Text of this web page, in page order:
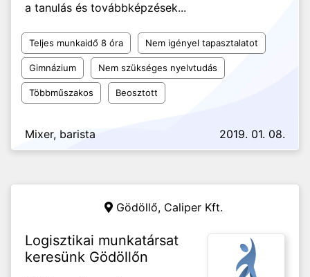
a tanulás és továbbképzések...
Teljes munkaidő 8 óra Nem igényel tapasztalatot
Gimnázium Nem szükséges nyelvtudás
Többműszakos Beosztott
Mixer, barista 2019. 01. 08.
Gödöllő, Caliper Kft.
Logisztikai munkatársat
keresünk Gödöllőn